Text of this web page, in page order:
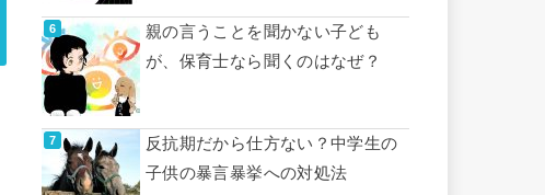
親の言うことを聞かない子ども
が、保育士なら聞くのはなぜ？
反抗期だから仕方ない？中学生の
子供の暴言暴挙への対処法